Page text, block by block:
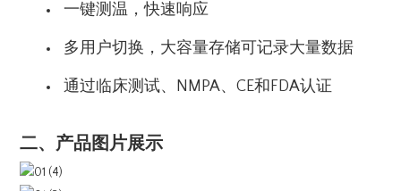
一键测温，快速响应
多用户切换，大容量存储可记录大量数据
通过临床测试、NMPA、CE和FDA认证
二、 产品图片展示